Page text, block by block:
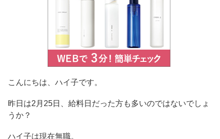
こんにちは、ハイ子です。
昨日は2月25日、給料日だった方も多いのではないでしょ
うか？
ハイ子は現在無職。